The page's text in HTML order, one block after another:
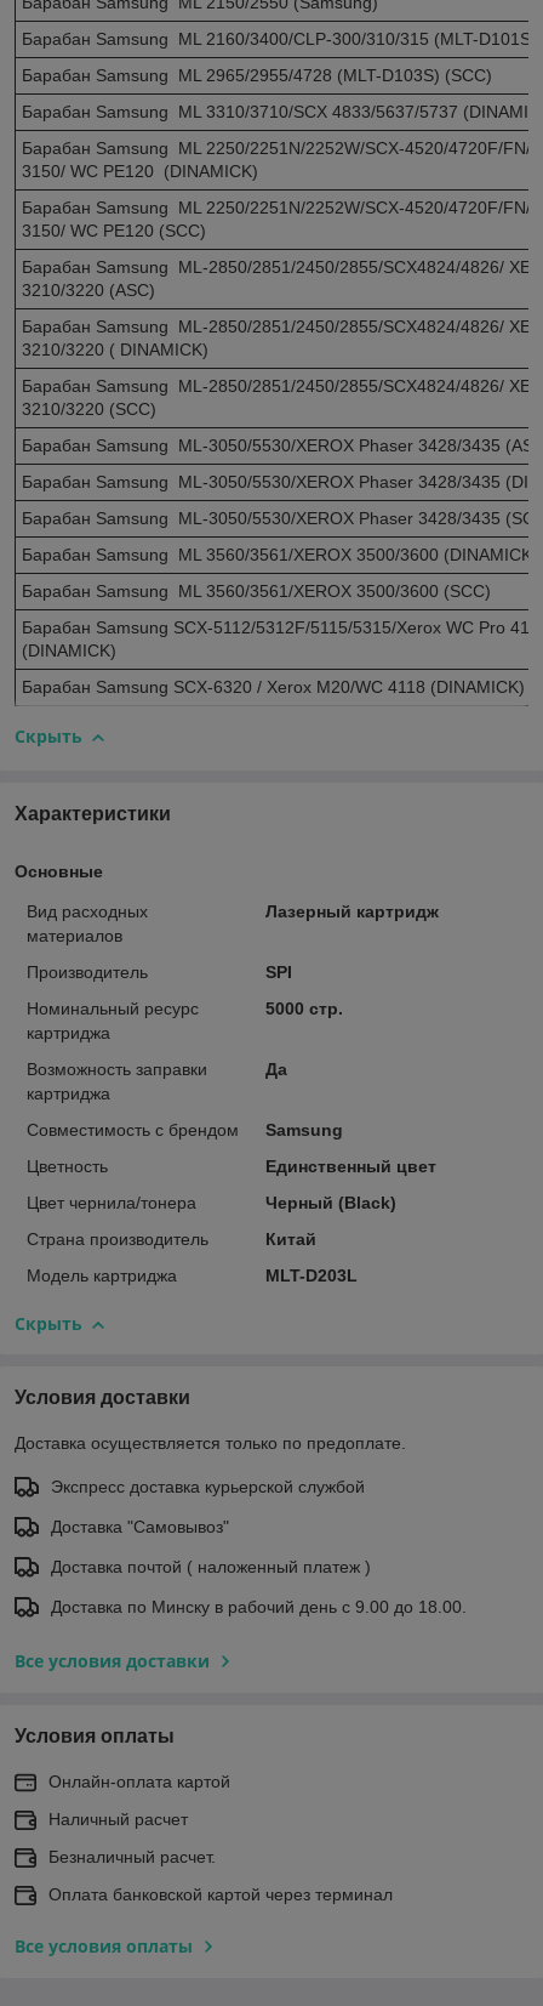
Барабан Samsung ML 2160/3400/CLP-300/310/315 (MLT-D101S)
Барабан Samsung ML 2965/2955/4728 (MLT-D103S) (SCC)
Барабан Samsung ML 3310/3710/SCX 4833/5637/5737
Барабан Samsung ML 2250/2251N/2252W/SCX-4520/4720F/FN/
3150/ WC PE120 (DINAMICK)
Барабан Samsung ML 2250/2251N/2252W/SCX-4520/4720F/FN/
3150/ WC PE120 (SCC)
Барабан Samsung ML-2850/2851/2450/2855/SCX4824/4826/
3210/3220 (ASC)
Барабан Samsung ML-2850/2851/2450/2855/SCX4824/4826/
3210/3220 ( DINAMICK)
Барабан Samsung ML-2850/2851/2450/2855/SCX4824/4826/
3210/3220 (SCC)
Барабан Samsung ML-3050/5530/XEROX Phaser 3428/3435
Барабан Samsung ML-3050/5530/XEROX Phaser 3428/3435
Барабан Samsung ML-3050/5530/XEROX Phaser 3428/3435
Барабан Samsung ML 3560/3561/XEROX 3500/3600 (DINAMICK)
Барабан Samsung ML 3560/3561/XEROX 3500/3600 (SCC)
Барабан Samsung SCX-5112/5312F/5115/5315/Xerox WC Pro
(DINAMICK)
Барабан Samsung SCX-6320 / Xerox M20/WC 4118 (DINAMICK)
Скрыть
Характеристики
Основные
Вид расходных
материалов
Лазерный картридж
Производитель
SPI
Номинальный ресурс
картриджа
5000 стр.
Возможность заправки
картриджа
Да
Совместимость с брендом
Samsung
Цветность
Единственный цвет
Цвет чернила/тонера
Черный (Black)
Страна производитель
Китай
Модель картриджа
MLT-D203L
Скрыть
Условия доставки
Доставка осуществляется только по предоплате.
Экспресс доставка курьерской службой
Доставка "Самовывоз"
Доставка почтой ( наложенный платеж )
Доставка по Минску в рабочий день с 9.00 до 18.00.
Все условия доставки
Условия оплаты
Онлайн-оплата картой
Наличный расчет
Безналичный расчет.
Оплата банковской картой через терминал
Все условия оплаты